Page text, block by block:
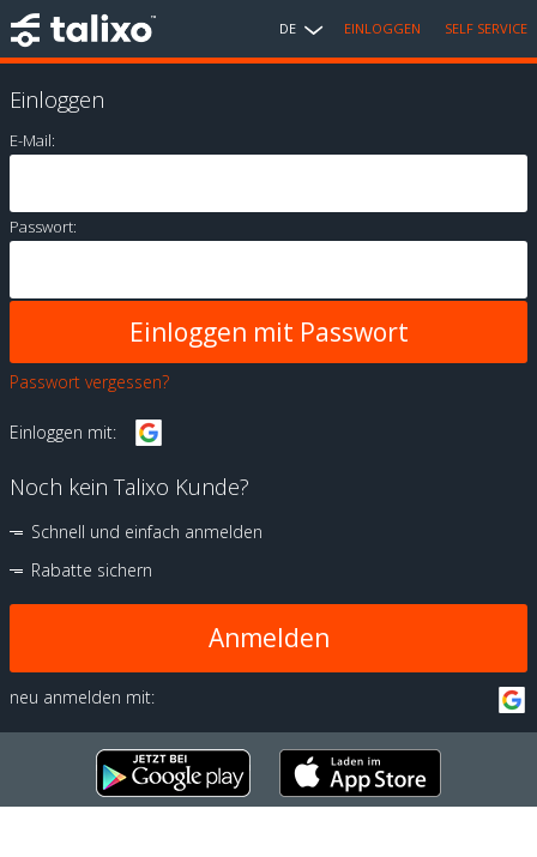
DE EINLOGGEN SELF SERVICE
Einloggen
E-Mail:
Passwort:
Passwort vergessen?
Einloggen mit:
Noch kein Talixo Kunde?
Schnell und einfach anmelden
Rabatte sichern
Anmelden
neu anmelden mit: